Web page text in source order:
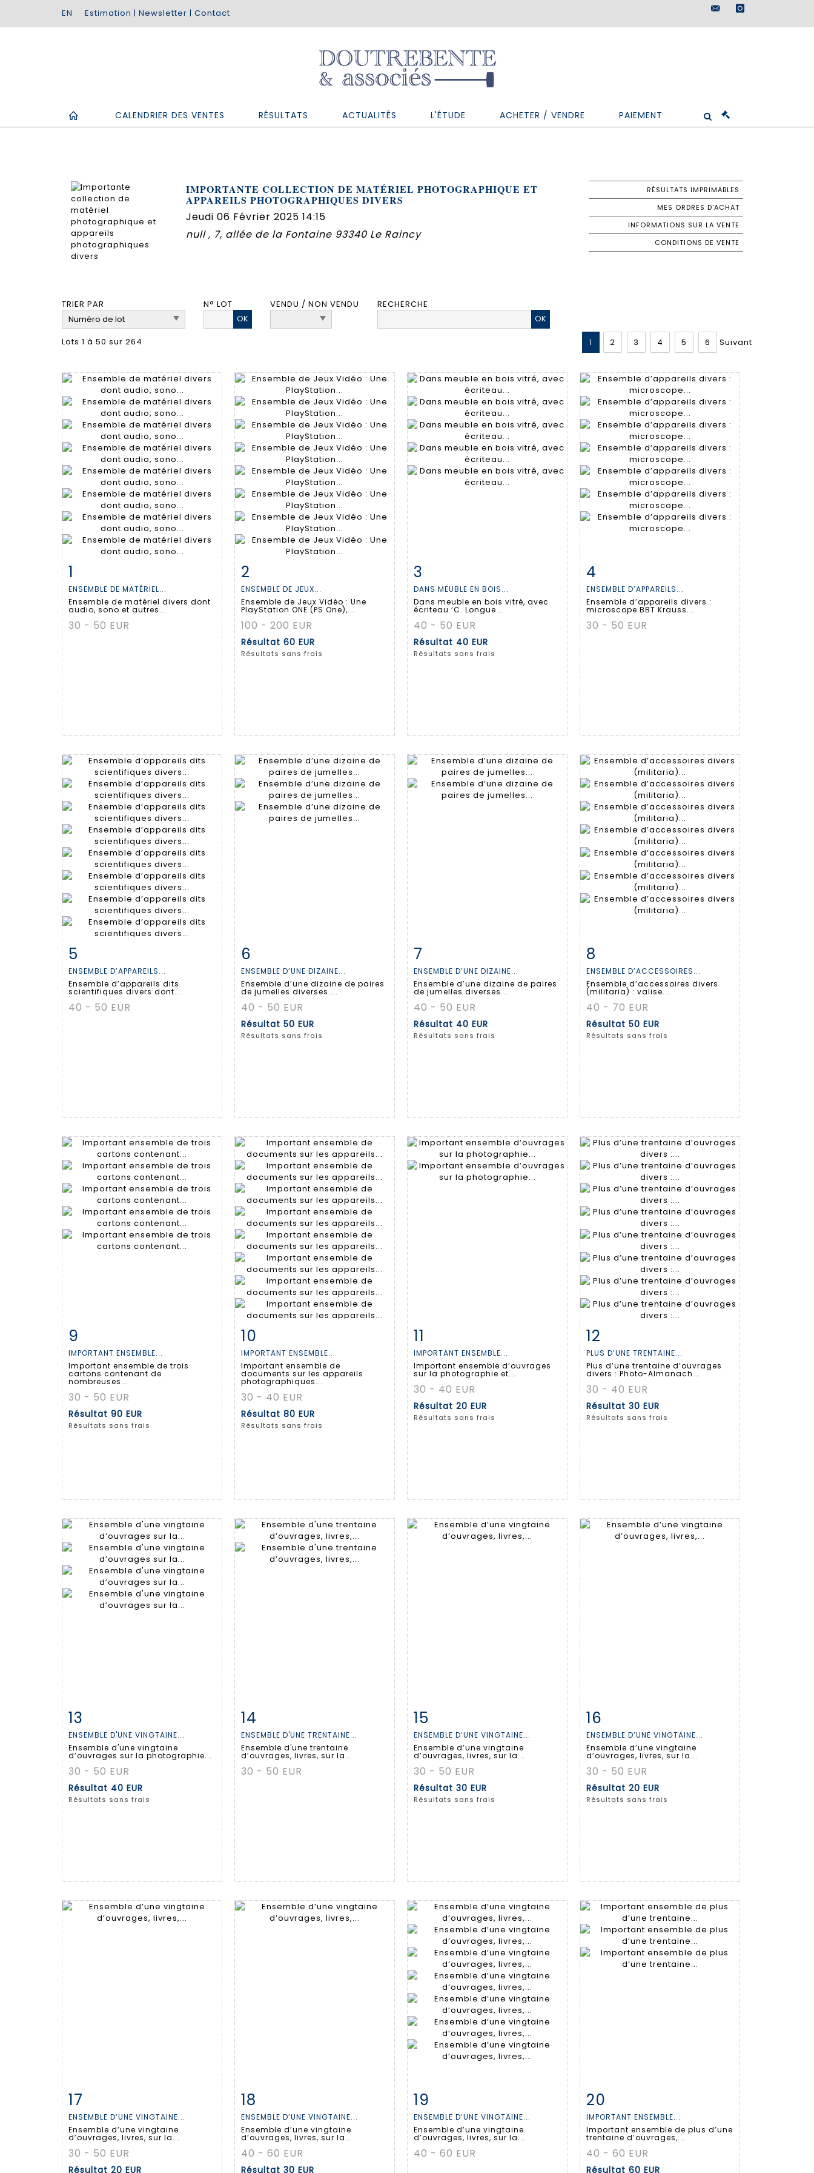
Estimation | Newsletter | Contact
instagram
CALENDRIER DES VENTES RÉSULTATS ACTUALITÉS L'ÉTUDE ACHETER / VENDRE PAIEMENT
IMPORTANTE COLLECTION DE MATÉRIEL PHOTOGRAPHIQUE ET
APPAREILS PHOTOGRAPHIQUES DIVERS
Jeudi 06 Février 2025 14:15
null , 7, allée de la Fontaine 93340 Le Raincy
RÉSULTATS IMPRIMABLES
MES ORDRES D'ACHAT
INFORMATIONS SUR LA VENTE
CONDITIONS DE VENTE
TRIER PAR
N° LOT
OK
VENDU / NON VENDU RECHERCHE
Lots 1 à 50 sur 264 1 2 3 4 5 6 Suivant
1
ENSEMBLE DE MATÉRIEL...
Ensemble de matériel divers dont
audio, sono et autres...
30 - 50 EUR
Fiche détaillée
2
ENSEMBLE DE JEUX...
Ensemble de Jeux Vidéo : Une
PlayStation ONE (PS One),...
100 - 200 EUR
Résultat 60 EUR
Résultats sans frais
Fiche détaillée
3
DANS MEUBLE EN BOIS...
Dans meuble en bois vitré, avec
écriteau ‘C. Longue...
40 - 50 EUR
Résultat 40 EUR
Résultats sans frais
Fiche détaillée
4
ENSEMBLE D’APPAREILS...
Ensemble d’appareils divers :
microscope BBT Krauss...
30 - 50 EUR
Fiche détaillée
5
ENSEMBLE D’APPAREILS...
Ensemble d’appareils dits
scientifiques divers dont...
40 - 50 EUR
Fiche détaillée
6
ENSEMBLE D’UNE DIZAINE...
Ensemble d’une dizaine de paires
de jumelles diverses....
40 - 50 EUR
Résultat 50 EUR
Résultats sans frais
Fiche détaillée
7
ENSEMBLE D’UNE DIZAINE...
Ensemble d’une dizaine de paires
de jumelles diverses...
40 - 50 EUR
Résultat 40 EUR
Résultats sans frais
Fiche détaillée
8
ENSEMBLE D’ACCESSOIRES...
Ensemble d’accessoires divers
(militaria) : valise...
40 - 70 EUR
Résultat 50 EUR
Résultats sans frais
Fiche détaillée
9
IMPORTANT ENSEMBLE...
Important ensemble de trois
cartons contenant de
nombreuses...
30 - 50 EUR
Résultat 90 EUR
Résultats sans frais
Fiche détaillée
10
IMPORTANT ENSEMBLE...
Important ensemble de
documents sur les appareils
photographiques...
30 - 40 EUR
Résultat 80 EUR
Résultats sans frais
Fiche détaillée
11
IMPORTANT ENSEMBLE...
Important ensemble d’ouvrages
sur la photographie et...
30 - 40 EUR
Résultat 20 EUR
Résultats sans frais
Fiche détaillée
12
PLUS D’UNE TRENTAINE...
Plus d’une trentaine d’ouvrages
divers : Photo-Almanach...
30 - 40 EUR
Résultat 30 EUR
Résultats sans frais
Fiche détaillée
13
ENSEMBLE D'UNE VINGTAINE...
Ensemble d'une vingtaine
d’ouvrages sur la photographie...
30 - 50 EUR
Résultat 40 EUR
Résultats sans frais
Fiche détaillée
14
ENSEMBLE D'UNE TRENTAINE...
Ensemble d'une trentaine
d’ouvrages, livres, sur la...
30 - 50 EUR
Fiche détaillée
15
ENSEMBLE D’UNE VINGTAINE...
Ensemble d’une vingtaine
d’ouvrages, livres, sur la...
30 - 50 EUR
Résultat 30 EUR
Résultats sans frais
Fiche détaillée
16
ENSEMBLE D’UNE VINGTAINE...
Ensemble d’une vingtaine
d’ouvrages, livres, sur la...
30 - 50 EUR
Résultat 20 EUR
Résultats sans frais
Fiche détaillée
17
ENSEMBLE D’UNE VINGTAINE...
Ensemble d’une vingtaine
d’ouvrages, livres, sur la...
30 - 50 EUR
Résultat 20 EUR
Fiche détaillée
18
ENSEMBLE D’UNE VINGTAINE...
Ensemble d’une vingtaine
d’ouvrages, livres, sur la...
40 - 60 EUR
Résultat 30 EUR
Fiche détaillée
19
ENSEMBLE D’UNE VINGTAINE...
Ensemble d’une vingtaine
d’ouvrages, livres, sur la...
40 - 60 EUR
Fiche détaillée
20
IMPORTANT ENSEMBLE...
Important ensemble de plus d’une
trentaine d’ouvrages,...
40 - 60 EUR
Résultat 60 EUR